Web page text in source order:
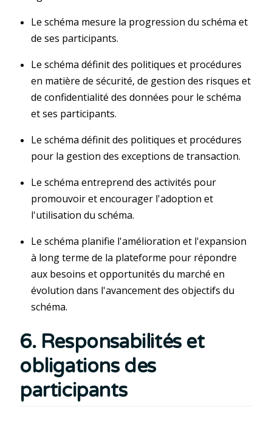
Le schéma mesure la progression du schéma et
de ses participants.
Le schéma définit des politiques et procédures
en matière de sécurité, de gestion des risques et
de confidentialité des données pour le schéma
et ses participants.
Le schéma définit des politiques et procédures
pour la gestion des exceptions de transaction.
Le schéma entreprend des activités pour
promouvoir et encourager l'adoption et
l'utilisation du schéma.
Le schéma planifie l'amélioration et l'expansion
à long terme de la plateforme pour répondre
aux besoins et opportunités du marché en
évolution dans l'avancement des objectifs du
schéma.
6. Responsabilités et
obligations des
participants